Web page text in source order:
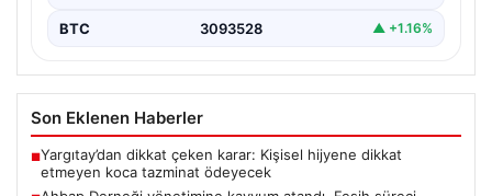
BTC 3093528 ▲ +1.16%
Son Eklenen Haberler
■Yargıtay’dan dikkat çeken karar: Kişisel hijyene dikkat
etmeyen koca tazminat ödeyecek